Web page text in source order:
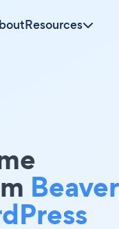
Resources
Beaver